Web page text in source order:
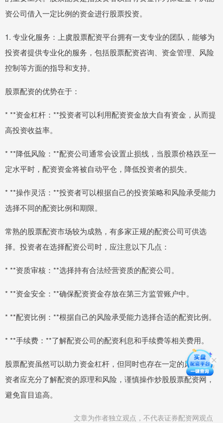
资公司借入一定比例的资金进行股票投资。
1. 专业化服务：上虞股票配资平台拥有一支专业的团队，能够为
投资者提供专业化的服务，包括股票配资咨询、资金管理、风险
控制等方面的指导和支持。
股票配资的优势在于：
* **资金杠杆：**投资者可以利用配资资金放大自有资金，从而提
高投资收益率。
* **降低风险：**配资公司通常会设置止损线，当股票价格跌至一
定水平时，配资资金将被自动平仓，降低投资者的损失。
* **操作灵活：**投资者可以根据自己的投资策略和风险承受能力
选择不同的配资比例和期限。
常熟的股票配资市场较为成熟，有多家正规的配资公司可供选
择。投资者在选择配资公司时，应注意以下几点：
* **资质审核：**选择持有合法经营资质的配资公司。
* **资金安全：**确保配资资金存放在第三方监管账户中。
* **配资比例：**根据自己的风险承受能力选择合适的配资比例。
* **手续费：**了解配资公司的配资利息和手续费等相关费用。
股票配资虽然可以助力资金杠杆，但同时也存在一定的风险。投
资者应充分了解配资的原理和风险，谨慎操作炒股股票配资网，
避免盲目追高。
文章为作者独立观点，不代表证券配资网观点